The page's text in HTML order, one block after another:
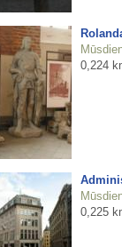
0,224
0,225